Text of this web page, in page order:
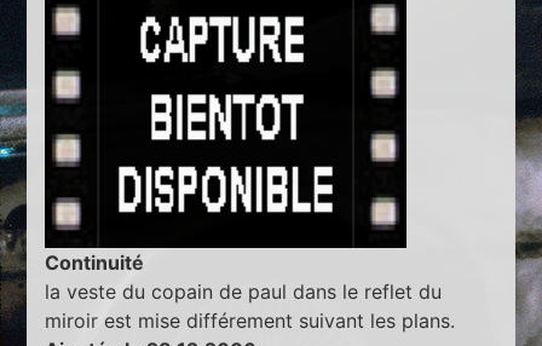
Continuité
la veste du copain de paul dans le reflet du
miroir est mise différement suivant les plans.